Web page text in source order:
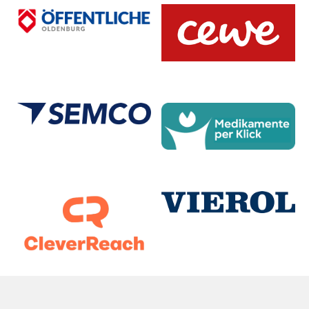
11David Kohdadad
Guard |GER
Guard |
13
Bennett Spree
29.07.2006 |187 cm |